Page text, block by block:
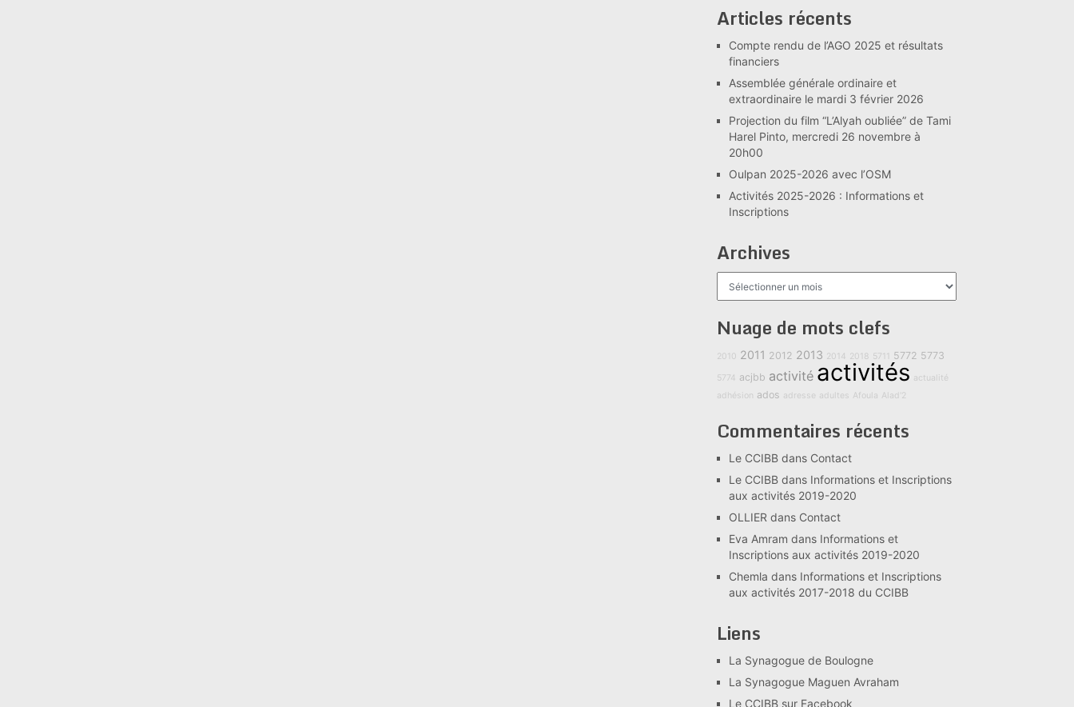
Articles récents
Compte rendu de l’AGO 2025 et résultats
financiers
Assemblée générale ordinaire et
extraordinaire le mardi 3 février 2026
Projection du film “L’Alyah oubliée” de Tami
Harel Pinto, mercredi 26 novembre à
20h00
Oulpan 2025-2026 avec l’OSM
Activités 2025-2026 : Informations et
Inscriptions
Archives
Nuage de mots clefs
2010 2011 2012 2013 2014 2018 5711 5772 5773
5774 acjbb activité activités actualité
adhésion ados adresse adultes Afoula Alad'2
Commentaires récents
Le CCIBB dans Contact
Le CCIBB dans Informations et Inscriptions
aux activités 2019-2020
OLLIER dans Contact
Eva Amram dans Informations et
Inscriptions aux activités 2019-2020
Chemla dans Informations et Inscriptions
aux activités 2017-2018 du CCIBB
Liens
La Synagogue de Boulogne
La Synagogue Maguen Avraham
Le CCIBB sur Facebook